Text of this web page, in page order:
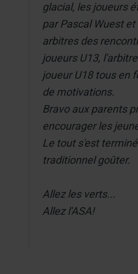
glacial, les joueurs
par Pascal Wuest
arbitres des
joueurs U13,
joueur U18 tous en
de motivations.
Bravo aux parents
encourager les
Le tout s'est
traditionnel goûter.
Allez les verts...
Allez l'ASA!